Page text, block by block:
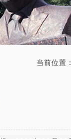
当前位置：